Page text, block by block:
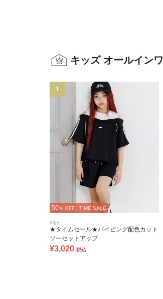
キッズ オールイン
1
50% OFF | TIME SALE
algy
★タイムセール★パイピング配色カット
ソーセットアップ
¥3,020 税込